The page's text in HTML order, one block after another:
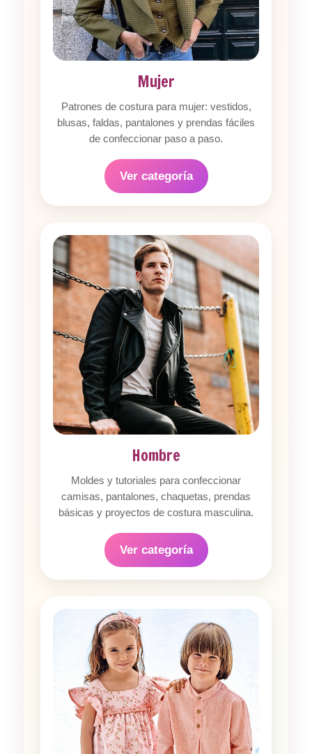
Mujer
Patrones de costura para mujer: vestidos,
blusas, faldas, pantalones y prendas fáciles
de confeccionar paso a paso.
Ver categoría
Hombre
Moldes y tutoriales para confeccionar
camisas, pantalones, chaquetas, prendas
básicas y proyectos de costura masculina.
Ver categoría